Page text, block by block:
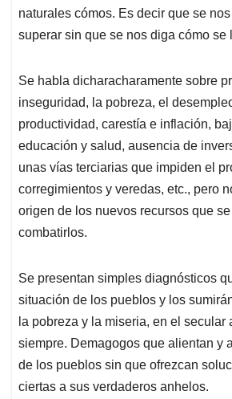
naturales cómos. Es decir que se
superar sin que se nos diga cómo se
Se habla dicharacharamente sobre
inseguridad, la pobreza, el
productividad, carestía e inflación,
educación y salud, ausencia de
unas vías terciarias que impiden el
corregimientos y veredas, etc., pero
origen de los nuevos recursos que
combatirlos.
Se presentan simples diagnósticos
situación de los pueblos y los
la pobreza y la miseria, en el secular
siempre. Demagogos que alientan y
de los pueblos sin que ofrezcan
ciertas a sus verdaderos anhelos.